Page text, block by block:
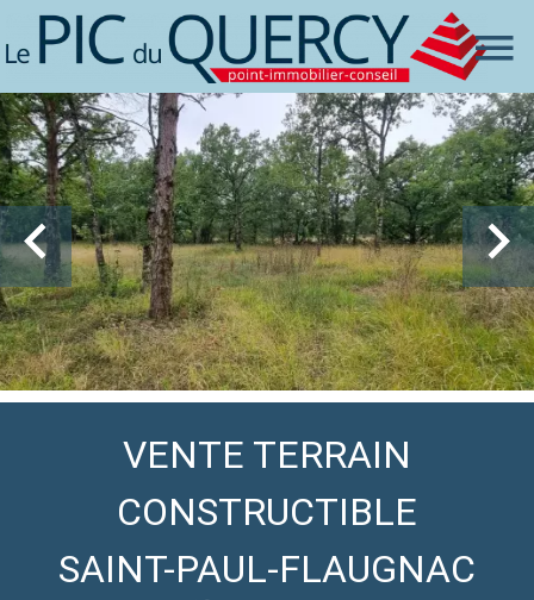
VENTE TERRAIN
CONSTRUCTIBLE
SAINT-PAUL-FLAUGNAC